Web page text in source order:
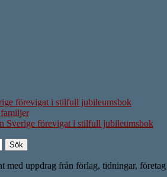
förevigat i stilfull jubileumsbok
familjer
Sverige förevigat i stilfull jubileumsbok
med uppdrag från förlag, tidningar,